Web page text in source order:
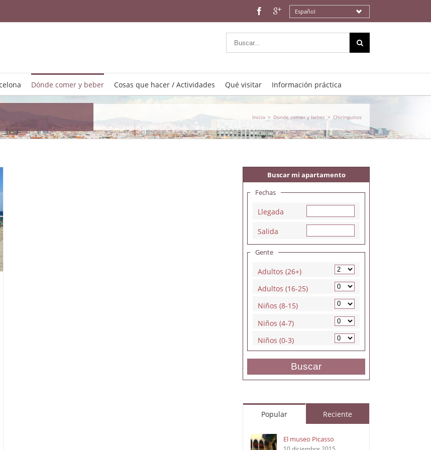
Español
Dónde comer y beber Cosas que hacer / Actividades Qué visitar Información práctica
Inicio > Donde comer y beber > Chiringuitos
Buscar mi apartamento
Fechas
Llegada
Salida
Gente
Adultos (26+)
Adultos (16-25)
Niños (8-15)
Niños (4-7)
Niños (0-3)
Buscar
Popular Reciente
El museo Picasso